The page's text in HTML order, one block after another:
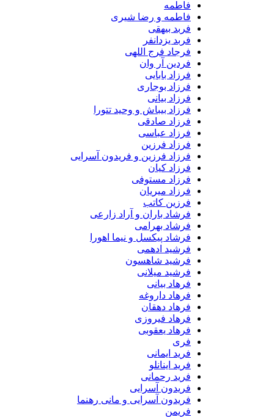
فاطمه و رضا شیری
فربد بیهقی
فربد یزدانفر
فرجاد فرج اللهی
فردین آر وان
فرزاد بابایی
فرزاد بوجاری
فرزاد بیانی
فرزاد بیباش و وحید تتورا
فرزاد صادقی
فرزاد عباسی
فرزاد فرزین
فرزاد فرزین و فریدون آسرایی
فرزاد کیان
فرزاد مستوفی
فرزاد میریان
فرزین کاتب
فرشاد باران و آراد زارعی
فرشاد بهرامی
فرشاد پیکسل و نیما اهورا
فرشید ادهمی
فرشید شاهسون
فرشید میلانی
فرهاد بیانی
فرهاد داروغه
فرهاد دهقان
فرهاد فیروزی
فرهاد یعقوبی
فرید ایمانی
فرید اینانلو
فرید رحمانی
فریدون آسرایی
فریدون آسرایی و مانی رهنما